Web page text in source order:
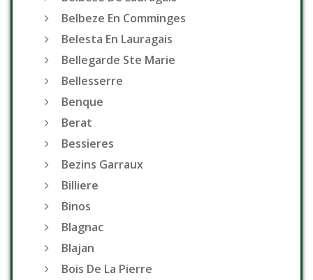
Belbeze En Comminges
Belesta En Lauragais
Bellegarde Ste Marie
Bellesserre
Benque
Berat
Bessieres
Bezins Garraux
Billiere
Binos
Blagnac
Blajan
Bois De La Pierre